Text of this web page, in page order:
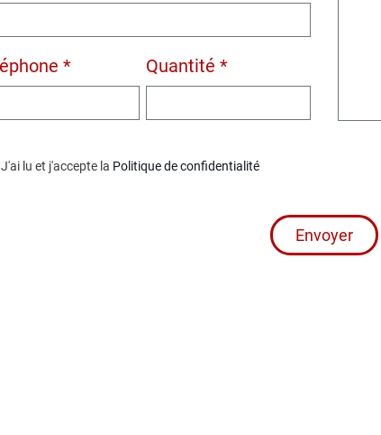
* Quantité *
J'ai lu et j'accepte la Politique de confidentialité
Envoyer